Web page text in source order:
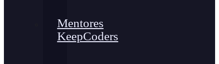
Mentores
KeepCoders